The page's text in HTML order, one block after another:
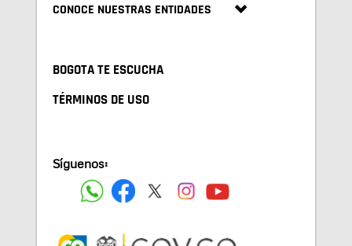
CONOCE NUESTRAS ENTIDADES
BOGOTA TE ESCUCHA
TÉRMINOS DE USO
Síguenos: